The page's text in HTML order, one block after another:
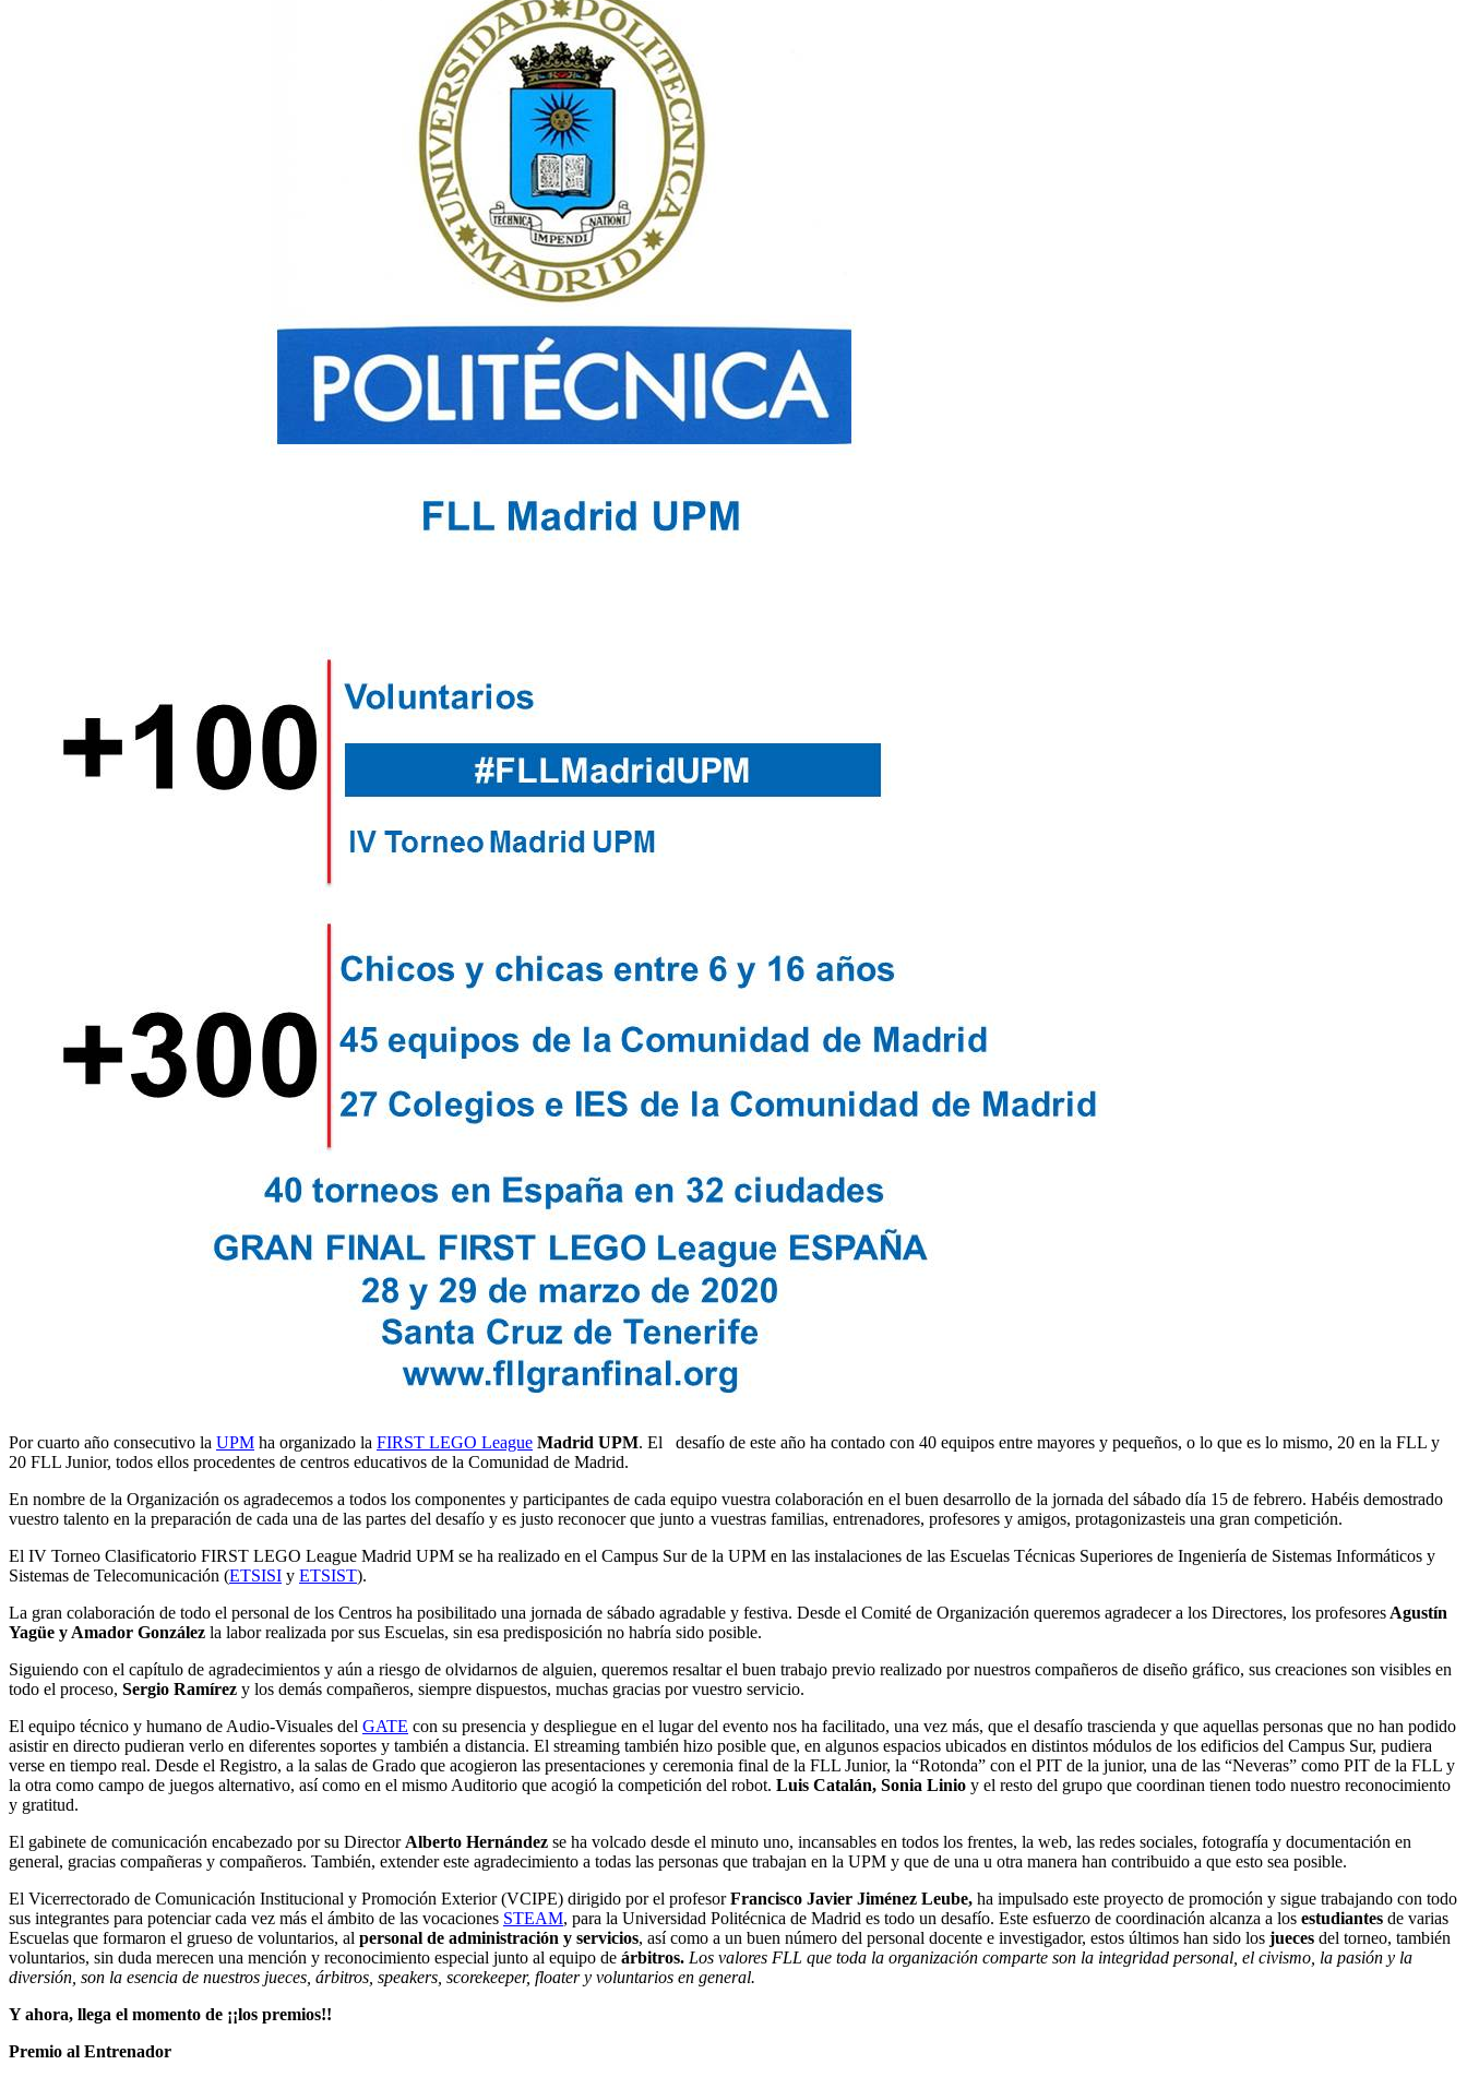
Por cuarto año consecutivo la UPM ha organizado la FIRST LEGO League Madrid UPM. El desafío de este año ha contado con 40 equipos entre mayores y pequeños, o lo que es lo mismo, 20 en la FLL y
20 FLL Junior, todos ellos procedentes de centros educativos de la Comunidad de Madrid.
En nombre de la Organización os agradecemos a todos los componentes y participantes de cada equipo vuestra colaboración en el buen desarrollo de la jornada del sábado día 15 de febrero. Habéis demostrado
vuestro talento en la preparación de cada una de las partes del desafío y es justo reconocer que junto a vuestras familias, entrenadores, profesores y amigos, protagonizasteis una gran competición.
El IV Torneo Clasificatorio FIRST LEGO League Madrid UPM se ha realizado en el Campus Sur de la UPM en las instalaciones de las Escuelas Técnicas Superiores de Ingeniería de Sistemas Informáticos y
Sistemas de Telecomunicación (ETSISI y ETSIST).
La gran colaboración de todo el personal de los Centros ha posibilitado una jornada de sábado agradable y festiva. Desde el Comité de Organización queremos agradecer a los Directores, los profesores Agustín
Yagüe y Amador González la labor realizada por sus Escuelas, sin esa predisposición no habría sido posible.
Siguiendo con el capítulo de agradecimientos y aún a riesgo de olvidarnos de alguien, queremos resaltar el buen trabajo previo realizado por nuestros compañeros de diseño gráfico, sus creaciones son visibles en
todo el proceso, Sergio Ramírez y los demás compañeros, siempre dispuestos, muchas gracias por vuestro servicio.
El equipo técnico y humano de Audio-Visuales del GATE con su presencia y despliegue en el lugar del evento nos ha facilitado, una vez más, que el desafío trascienda y que aquellas personas que no han podido
asistir en directo pudieran verlo en diferentes soportes y también a distancia. El streaming también hizo posible que, en algunos espacios ubicados en distintos módulos de los edificios del Campus Sur, pudiera
verse en tiempo real. Desde el Registro, a la salas de Grado que acogieron las presentaciones y ceremonia final de la FLL Junior, la “Rotonda” con el PIT de la junior, una de las “Neveras” como PIT de la FLL y
la otra como campo de juegos alternativo, así como en el mismo Auditorio que acogió la competición del robot. Luis Catalán, Sonia Linio y el resto del grupo que coordinan tienen todo nuestro reconocimiento
y gratitud.
El gabinete de comunicación encabezado por su Director Alberto Hernández se ha volcado desde el minuto uno, incansables en todos los frentes, la web, las redes sociales, fotografía y documentación en
general, gracias compañeras y compañeros. También, extender este agradecimiento a todas las personas que trabajan en la UPM y que de una u otra manera han contribuido a que esto sea posible.
El Vicerrectorado de Comunicación Institucional y Promoción Exterior (VCIPE) dirigido por el profesorFrancisco Javier Jiménez Leube, ha impulsado este proyecto de promoción y sigue trabajando con todo
sus integrantes para potenciar cada vez más el ámbito de las vocaciones STEAM, para la Universidad Politécnica de Madrid es todo un desafío. Este esfuerzo de coordinación alcanza a los estudiantes de varias
Escuelas que formaron el grueso de voluntarios, al personal de administración y servicios, así como a un buen número del personal docente e investigador, estos últimos han sido los jueces del torneo, también
voluntarios, sin duda merecen una mención y reconocimiento especial junto al equipo de árbitros. Los valores FLL que toda la organización comparte son la integridad personal, el civismo, la pasión y la
diversión, son la esencia de nuestros jueces, árbitros, speakers, scorekeeper, floater y voluntarios en general.
Y ahora, llega el momento de ¡¡los premios!!
Premio al Entrenador